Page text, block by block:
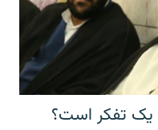
یک تفکر است؟